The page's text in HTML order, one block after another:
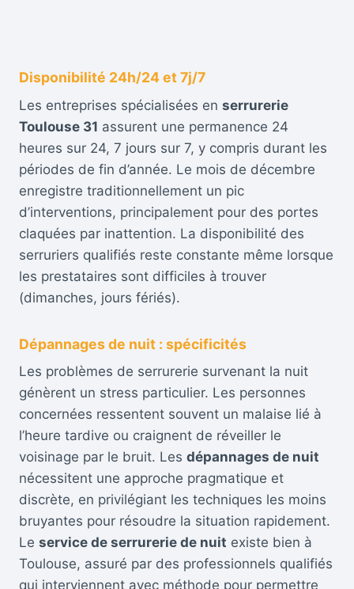
Disponibilité 24h/24 et 7j/7
Les entreprises spécialisées en serrurerie
Toulouse 31 assurent une permanence 24
heures sur 24, 7 jours sur 7, y compris durant les
périodes de fin d’année. Le mois de décembre
enregistre traditionnellement un pic
d’interventions, principalement pour des portes
claquées par inattention. La disponibilité des
serruriers qualifiés reste constante même lorsque
les prestataires sont difficiles à trouver
(dimanches, jours fériés).
Dépannages de nuit : spécificités
Les problèmes de serrurerie survenant la nuit
génèrent un stress particulier. Les personnes
concernées ressentent souvent un malaise lié à
l’heure tardive ou craignent de réveiller le
voisinage par le bruit. Les dépannages de nuit
nécessitent une approche pragmatique et
discrète, en privilégiant les techniques les moins
bruyantes pour résoudre la situation rapidement.
Le service de serrurerie de nuit existe bien à
Toulouse, assuré par des professionnels qualifiés
qui interviennent avec méthode pour permettre